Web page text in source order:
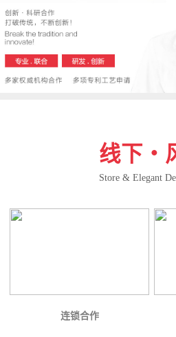
线下・
Store & Elegant
连锁合作